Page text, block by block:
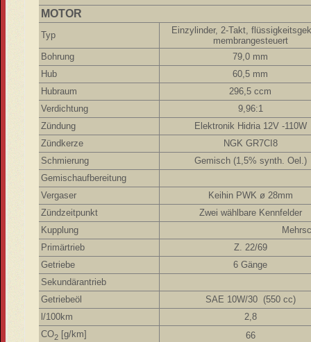
MOTOR
Typ
Einzylinder, 2-Takt,
membrangesteuert
Bohrung
79,0 mm
Hub
60,5 mm
Hubraum
296,5 ccm
Verdichtung
9,96:1
Zündung
Elektronik Hidria 12V -110W
Zündkerze
NGK GR7CI8
Schmierung
Gemisch (1,5% synth. Oel.)
Gemischaufbereitung
Vergaser
Keihin PWK ø 28mm
Zündzeitpunkt
Zwei wählbare Kennfelder
Kupplung
Primärtrieb
Z. 22/69
Getriebe
6 Gänge
Sekundärantrieb
Getriebeöl
SAE 10W/30 (550 cc)
l/100km
2,8
CO2 [g/km] 66